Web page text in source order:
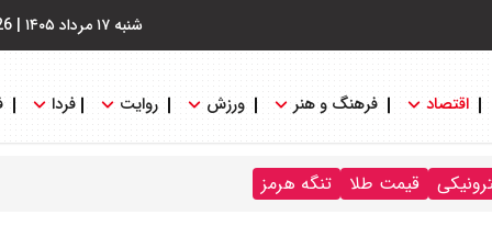
شنبه ۱۷ مرداد ۱۴۰۵ |
اقتصاد فرهنگ و هنر ورزش روایت فردا
قیمت طلا تنگه هرمز